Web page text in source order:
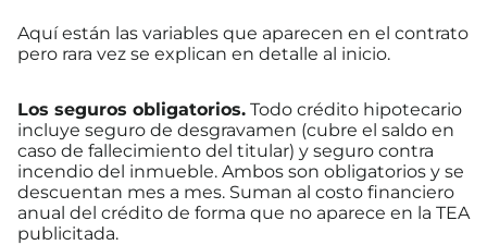
Aquí están las variables que aparecen en el contrato
pero rara vez se explican en detalle al inicio.
Los seguros obligatorios. Todo crédito hipotecario
incluye seguro de desgravamen (cubre el saldo en
caso de fallecimiento del titular) y seguro contra
incendio del inmueble. Ambos son obligatorios y se
descuentan mes a mes. Suman al costo financiero
anual del crédito de forma que no aparece en la TEA
publicitada.